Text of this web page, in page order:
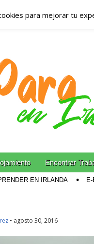
–
a los que viven,
Encontrar
EN IRLANDA
• agosto 30, 2016
para mejorar tu